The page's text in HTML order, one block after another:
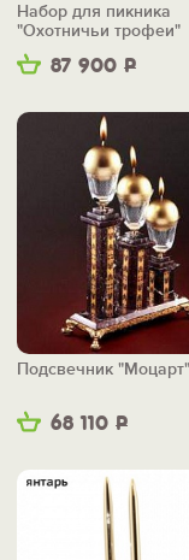
87 900 Р
Набор для пикника
"Охотничьи трофеи"
68 110 Р
Подсвечник "Моцарт"